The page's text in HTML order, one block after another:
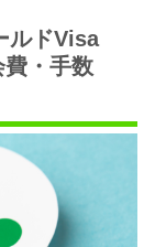
ルドVisa
・手数